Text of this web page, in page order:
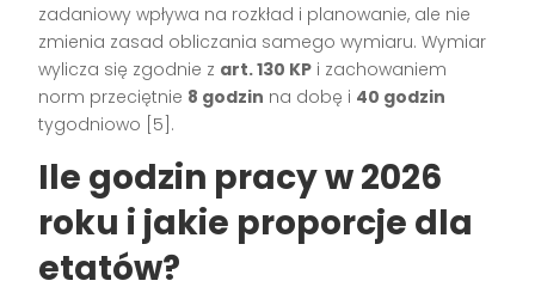
zadaniowy wpływa na rozkład i planowanie, ale nie
zmienia zasad obliczania samego wymiaru. Wymiar
wylicza się zgodnie z art. 130 KP i zachowaniem
norm przeciętnie 8 godzin na dobę i 40 godzin
tygodniowo [5].
Ile godzin pracy w 2026
roku i jakie proporcje dla
etatów?